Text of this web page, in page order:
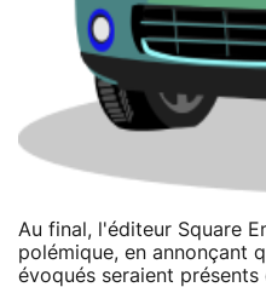
Au final, l'éditeur Square
polémique, en annonçant
évoqués seraient